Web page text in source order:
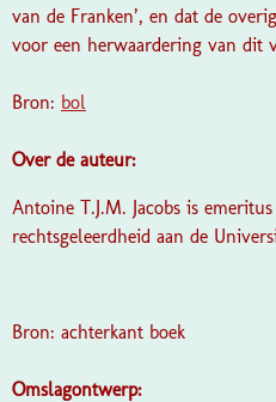
van de Franken’, en dat de
voor een herwaardering van dit
Bron: bol
Over de auteur:
Antoine T.J.M. Jacobs is
rechtsgeleerdheid aan de
Bron: achterkant boek
Omslagontwerp: